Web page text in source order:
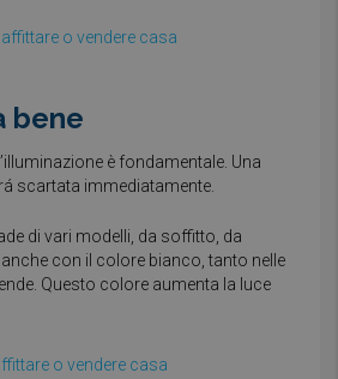
bene
è fondamentale. Una
scartata immediatamente.
di vari modelli, da soffitto, da
con il colore bianco, tanto nelle
Questo colore aumenta la luce